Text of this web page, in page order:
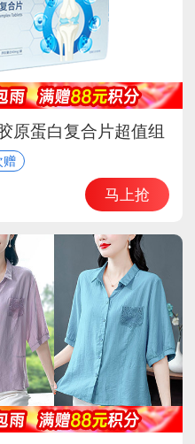
原蛋白复合片超值组
赠
马上抢